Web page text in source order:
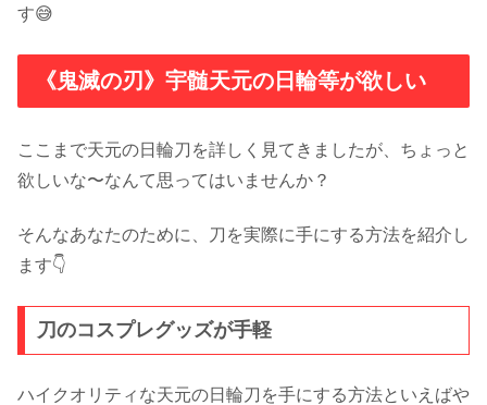
す😅
《鬼滅の刃》宇髄天元の日輪等が欲しい
ここまで天元の日輪刀を詳しく見てきましたが、ちょっと
欲しいな〜なんて思ってはいませんか？
そんなあなたのために、刀を実際に手にする方法を紹介し
ます👇
刀のコスプレグッズが手軽
ハイクオリティな天元の日輪刀を手にする方法といえばや